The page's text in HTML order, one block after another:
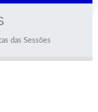
das Sessões